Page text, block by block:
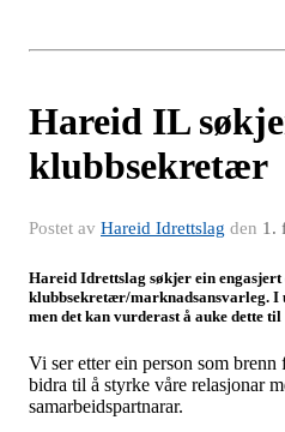
Hareid IL
klubbsekretær
Postet av Hareid Idrettslag den 1.
Hareid Idrettslag søkjer ein
klubbsekretær/marknadsansvarleg. I
men det kan vurderast å auke dette
Vi ser etter ein person som
bidra til å styrke våre relasjonar
samarbeidspartnarar.